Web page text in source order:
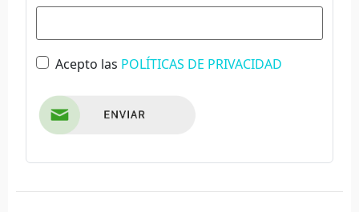
Acepto las POLÍTICAS DE PRIVACIDAD